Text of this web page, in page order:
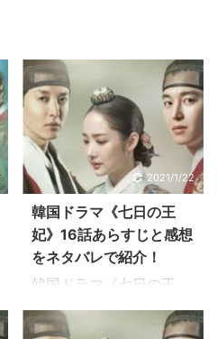
2021/1/22
韓国ドラマ《七日の王
妃》16話あらすじと感想
をネタバレで紹介！
韓国ドラマ《七日の王
妃》16話のあらすじを感
想を交えながらお伝えし